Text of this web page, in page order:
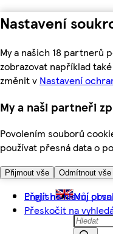
Nastavení
My a našich 18 partnerů
zobrazovat například
změnit v Nastavení
My a naši partneři
Povolením souborů
používat přesná data o
Přijmout vše Odmítnout vše
Přejít na hlavní
Přeskočit na
English Můj